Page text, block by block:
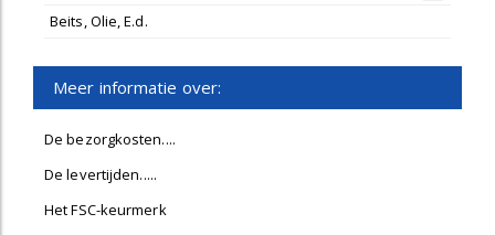
Beits, Olie, E.d.
Meer informatie over:
De bezorgkosten....
De levertijden.....
Het FSC-keurmerk